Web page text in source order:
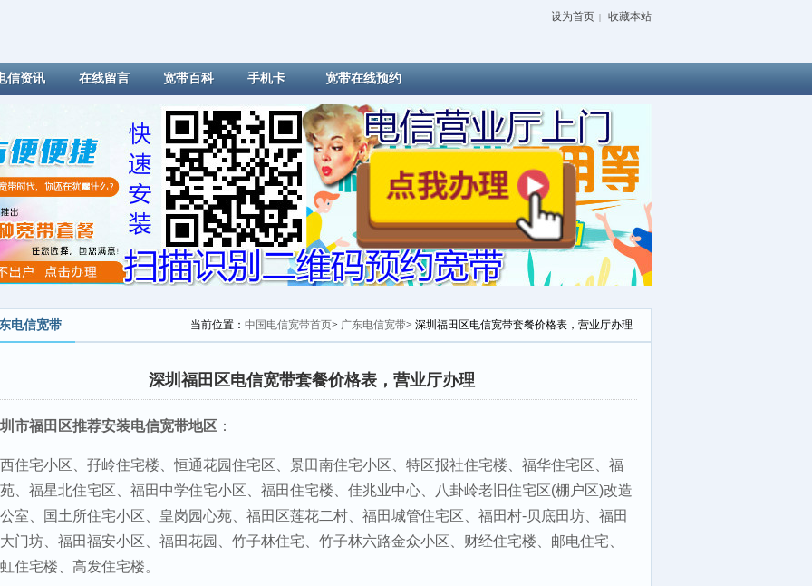
设为首页 | 收藏本站
信资讯 在线留言 宽带百科 手机卡 宽带在线预约
电信宽带 当前位置： 中国电信宽带首页> 广东电信宽带> 深圳福田区电信宽带套餐价格表，营业厅办理
深圳福田区电信宽带套餐价格表，营业厅办理
市福田区推荐安装电信宽带地区 ：
住宅小区、孖岭住宅楼、恒通花园住宅区、景田南住宅小区、特区报社住宅楼、福华住宅区、福
、福星北住宅区、福田中学住宅小区、福田住宅楼、佳兆业中心、八卦岭老旧住宅区(棚户区)改造
室、国土所住宅小区、皇岗园心苑、福田区莲花二村、福田城管住宅区、福田村-贝底田坊、福田
门坊、福田福安小区、福田花园、竹子林住宅、竹子林六路金众小区、财经住宅楼、邮电住宅、
住宅楼、高发住宅楼。